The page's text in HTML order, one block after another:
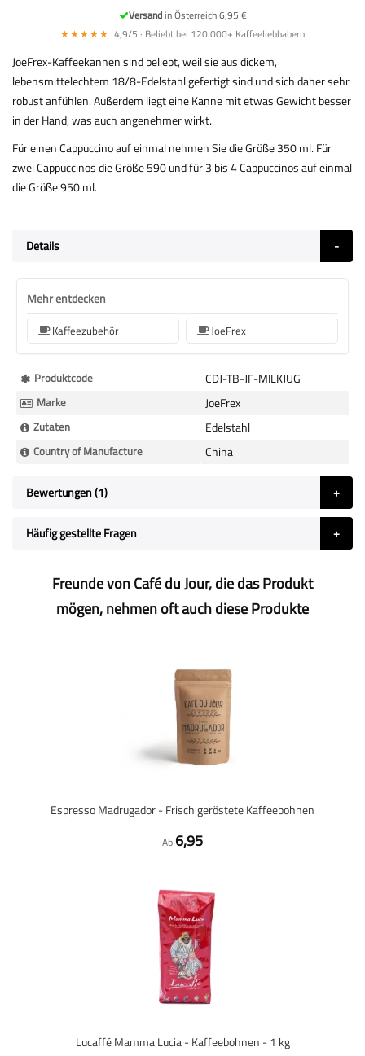
Versandin Österreich 6,95 €
★★★★★ 4,9/5 · Beliebt bei 120.000+ Kaffeeliebhabern
JoeFrex-Kaffeekannen sind beliebt, weil sie aus dickem,
lebensmittelechtem 18/8-Edelstahl gefertigt sind und sich daher sehr
robust anfühlen. Außerdem liegt eine Kanne mit etwas Gewicht besser
in der Hand, was auch angenehmer wirkt.
Für einen Cappuccino auf einmal nehmen Sie die Größe 350 ml. Für
zwei Cappuccinos die Größe 590 und für 3 bis 4 Cappuccinos auf einmal
die Größe 950 ml.
Details
Mehr entdecken
Kaffeezubehör JoeFrex
Mehr
Informationen
Produktcode CDJ-TB-JF-MILKJUG
Marke JoeFrex
Zutaten Edelstahl
Country of Manufacture China
Bewertungen 1
Häufig gestellte Fragen
Freunde von Café du Jour, die das Produkt
mögen, nehmen oft auch diese Produkte
Espresso Madrugador - Frisch geröstete Kaffeebohnen
Ab 6,95
Lucaffé Mamma Lucia - Kaffeebohnen - 1 kg